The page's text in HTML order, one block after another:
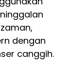
dengan
canggih.